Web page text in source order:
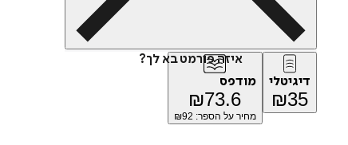
איזה פורמט בא לך?
דיגיטלי
₪35
מודפס
₪73.6
מחיר על הספר: ₪ 92